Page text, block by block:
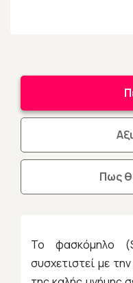
Πως
Το φασκόμηλο
συσχετιστεί με